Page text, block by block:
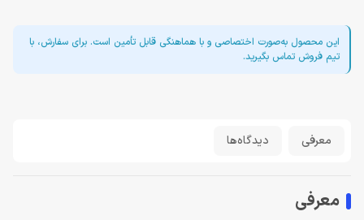
این محصول به‌صورت اختصاصی و با هماهنگی قابل تأمین است. برای سفارش، با
تیم فروش تماس بگیرید.
معرفی دیدگاه‌ها
معرفی